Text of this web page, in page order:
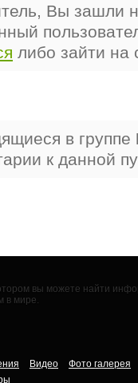
Вы зашли
либо зайти на
в группе
к данной
вы можете найти
в мире.
Видео
Фото галерея